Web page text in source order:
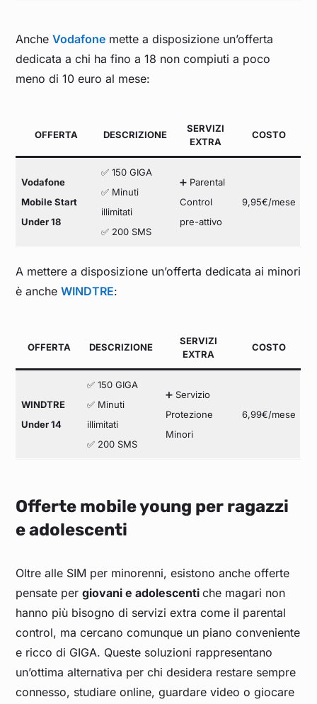
AncheVodafone mette a disposizione un’offerta
dedicata a chi ha fino a 18 non compiuti a poco
meno di 10 euro al mese:
OFFERTA DESCRIZIONE
SERVIZI
EXTRA
COSTO
Vodafone
Mobile Start
Under 18
✅ 150 GIGA
✅ Minuti
illimitati
✅ 200 SMS
➕ Parental
Control
pre-attivo
9,95€/mese
A mettere a disposizione un’offerta dedicata ai minori
è ancheWINDTRE:
OFFERTA DESCRIZIONE
SERVIZI
EXTRA
COSTO
WINDTRE
Under 14
✅ 150 GIGA
✅ Minuti
illimitati
✅ 200 SMS
➕ Servizio
Protezione
Minori
6,99€/mese
Offerte mobile young per ragazzi
e adolescenti
Oltre alle SIM per minorenni, esistono anche offerte
pensate pergiovani e adolescentiche magari non
hanno più bisogno di servizi extra come il parental
control, ma cercano comunque un piano conveniente
e ricco di GIGA. Queste soluzioni rappresentano
un’ottima alternativa per chi desidera restare sempre
connesso, studiare online, guardare video o giocare